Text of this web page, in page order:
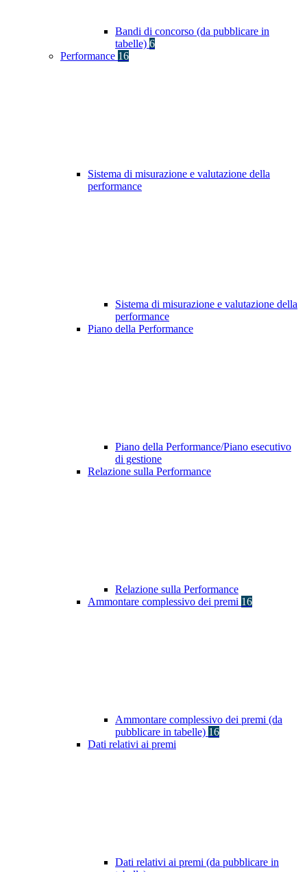
Bandi di concorso (da pubblicare in
tabelle) 6
Performance 16
Sistema di misurazione e valutazione della
performance
Sistema di misurazione e valutazione della
performance
Piano della Performance
Piano della Performance/Piano esecutivo
di gestione
Relazione sulla Performance
Relazione sulla Performance
Ammontare complessivo dei premi 16
Ammontare complessivo dei premi (da
pubblicare in tabelle) 16
Dati relativi ai premi
Dati relativi ai premi (da pubblicare in